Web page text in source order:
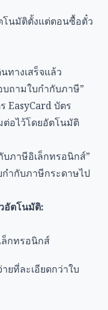
โนมัติตั้งแต่ตอนซื้อตั๋ว
ทางเสร็จแล้ว
บถามใบกำกับภาษี”
EasyCard บัตร
อไว้โดยอัตโนมัติ
บภาษีอิเล็กทรอนิกส์”
กำกับภาษีกระดาษไป
อัตโนมัติ:
ล็กทรอนิกส์
ยที่ละเอียดกว่าใบ